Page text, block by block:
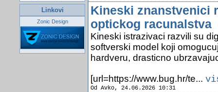
Linkovi
Zonic Design
Kineski znanstvenici
optickog racunalstva
Kineski istrazivaci razvili su
softverski model koji
hardveru, drasticno
[url=https://www.bug.hr/te...
Od Avko, 24.06.2026 10:31